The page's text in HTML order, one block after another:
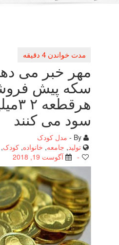
خبر می دهد؛
پیش فروشی
هرقطعه ۲
می كنند
مدل کودک
,خانواده ,کودک,مد و فشن
آگوست 19, 2018